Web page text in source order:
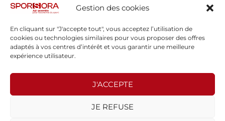
Gestion des cookies
En cliquant sur "J'accepte tout", vous acceptez l’utilisation de
cookies ou technologies similaires pour vous proposer des offres
adaptés à vos centres d’intérêt et vous garantir une meilleure
expérience utilisateur.
J'ACCEPTE
JE REFUSE
Espace presse
Politique de confidentialité
SPORSORA